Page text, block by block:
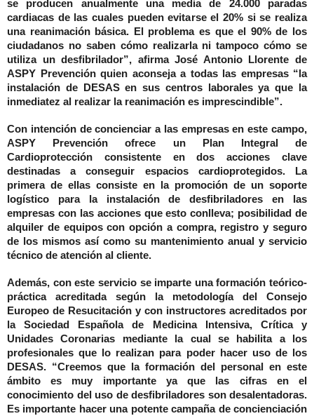
se producen anualmente una media de 24.000 paradas
cardiacas de las cuales pueden evitarse el 20% si se realiza
una reanimación básica. El problema es que el 90% de los
ciudadanos no saben cómo realizarla ni tampoco cómo se
utiliza un desfibrilador”, afirma José Antonio Llorente de
ASPY Prevención quien aconseja a todas las empresas “la
instalación de DESAS en sus centros laborales ya que la
inmediatez al realizar la reanimación es imprescindible”.
Con intención de concienciar a las empresas en este campo,
ASPY Prevención ofrece un Plan Integral de
Cardioprotección consistente en dos acciones clave
destinadas a conseguir espacios cardioprotegidos. La
primera de ellas consiste en la promoción de un soporte
logístico para la instalación de desfibriladores en las
empresas con las acciones que esto conlleva; posibilidad de
alquiler de equipos con opción a compra, registro y seguro
de los mismos así como su mantenimiento anual y servicio
técnico de atención al cliente.
Además, con este servicio se imparte una formación teórico-
práctica acreditada según la metodología del Consejo
Europeo de Resucitación y con instructores acreditados por
la Sociedad Española de Medicina Intensiva, Crítica y
Unidades Coronarias mediante la cual se habilita a los
profesionales que lo realizan para poder hacer uso de los
DESAS. “Creemos que la formación del personal en este
ámbito es muy importante ya que las cifras en el
conocimiento del uso de desfibriladores son desalentadoras.
Es importante hacer una potente campaña de concienciación